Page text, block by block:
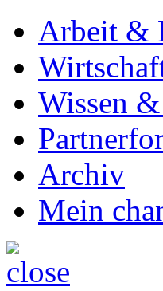
Arbeit &
Wissen
Archiv
Mein